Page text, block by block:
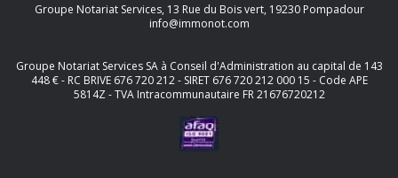
Groupe Notariat Services, 13 Rue du Bois vert, 19230 Pompadour
info@immonot.com
Groupe Notariat Services SA à Conseil d'Administration au capital de 143
448 € - RC BRIVE 676 720 212 - SIRET 676 720 212 000 15 - Code APE
5814Z - TVA Intracommunautaire FR 21676720212